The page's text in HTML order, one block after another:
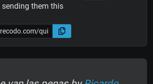
them this